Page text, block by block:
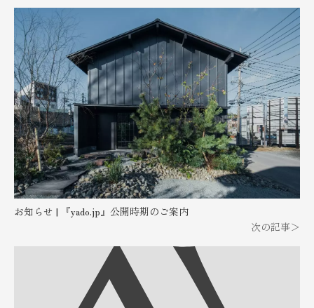
お知らせ | 『yado.jp』公開時期のご案内
次の記事＞